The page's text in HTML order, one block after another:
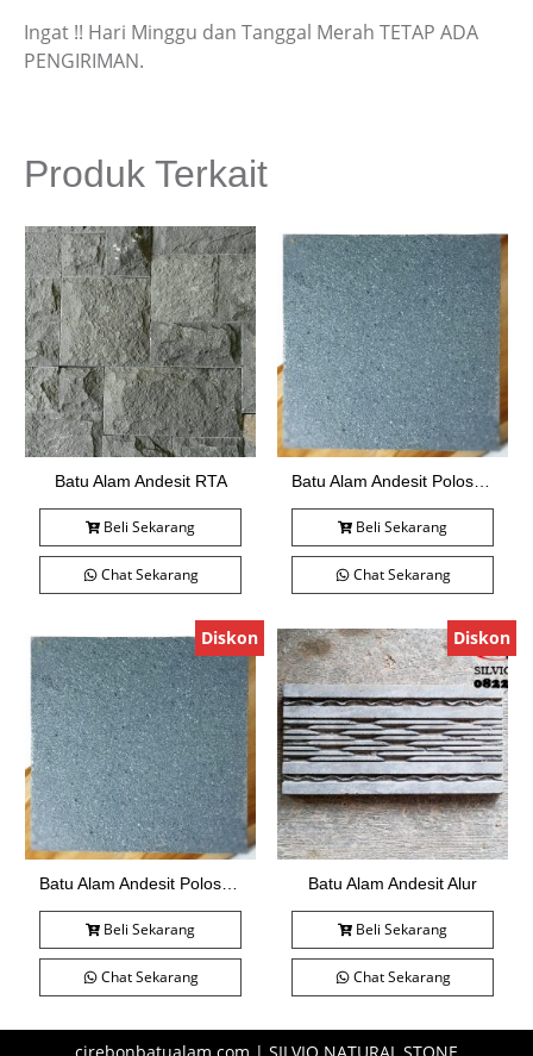
Ingat !! Hari Minggu dan Tanggal Merah TETAP ADA
PENGIRIMAN.
Produk Terkait
Batu Alam Andesit RTA
Beli Sekarang
Chat Sekarang
Batu Alam Andesit Polos Bakar
Beli Sekarang
Chat Sekarang
Diskon
Batu Alam Andesit Polos Bakar
Beli Sekarang
Chat Sekarang
Diskon
Batu Alam Andesit Alur
Beli Sekarang
Chat Sekarang